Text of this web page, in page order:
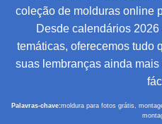
coleção de molduras online
Desde calendários
temáticas, oferecemos tudo
suas lembranças ainda
Palavras-chave:moldura para fotos grátis,